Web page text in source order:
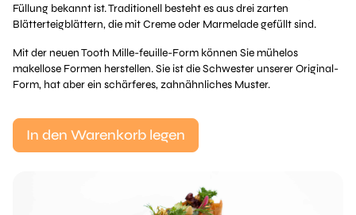
Füllung bekannt ist. Traditionell besteht es aus drei zarten
Blätterteigblättern, die mit Creme oder Marmelade gefüllt sind.
Mit der neuen Tooth Mille-feuille-Form können Sie mühelos
makellose Formen herstellen. Sie ist die Schwester unserer Original-
Form, hat aber ein schärferes, zahnähnliches Muster.
In den Warenkorb legen